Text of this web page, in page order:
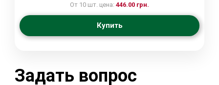
От 10 шт. цена: 446.00 грн.
Купить
Задать вопрос